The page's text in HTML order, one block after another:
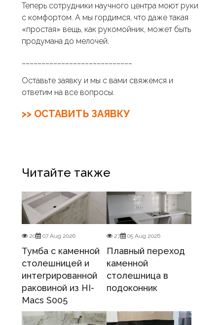
Теперь сотрудники научного центра моют руки
с комфортом. А мы гордимся, что даже такая
«простая» вещь, как рукомойник, может быть
продумана до мелочей.
Оставьте заявку и мы с вами свяжемся и
ответим на все вопросы.
>> ОСТАВИТЬ ЗАЯВКУ
Читайте также
20 07 Aug 2026
Тумба с каменной
столешницей и
интегрированной
раковиной из HI-
Macs S005
27 05 Aug 2026
Плавный переход
каменной
столешница в
подоконник